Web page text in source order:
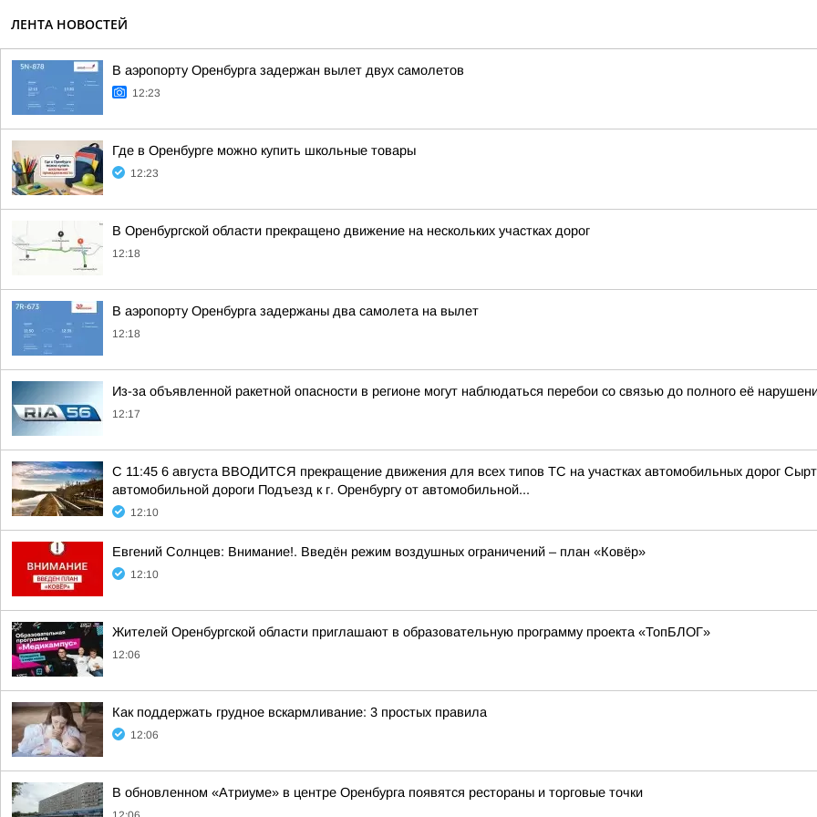
ЛЕНТА НОВОСТЕЙ
В аэропорту Оренбурга задержан вылет двух самолетов
12:23
Где в Оренбурге можно купить школьные товары
12:23
В Оренбургской области прекращено движение на нескольких участках дорог
12:18
В аэропорту Оренбурга задержаны два самолета на вылет
12:18
Из-за объявленной ракетной опасности в регионе могут наблюдаться перебои со связью до полного её
12:17
С 11:45 6 августа ВВОДИТСЯ прекращение движения для всех типов ТС на участках автомобильных дорог
автомобильной дороги Подъезд к г. Оренбургу от автомобильной...
12:10
Евгений Солнцев: Внимание!. Введён режим воздушных ограничений – план «Ковёр»
12:10
Жителей Оренбургской области приглашают в образовательную программу проекта «ТопБЛОГ»
12:06
Как поддержать грудное вскармливание: 3 простых правила
12:06
В обновленном «Атриуме» в центре Оренбурга появятся рестораны и торговые точки